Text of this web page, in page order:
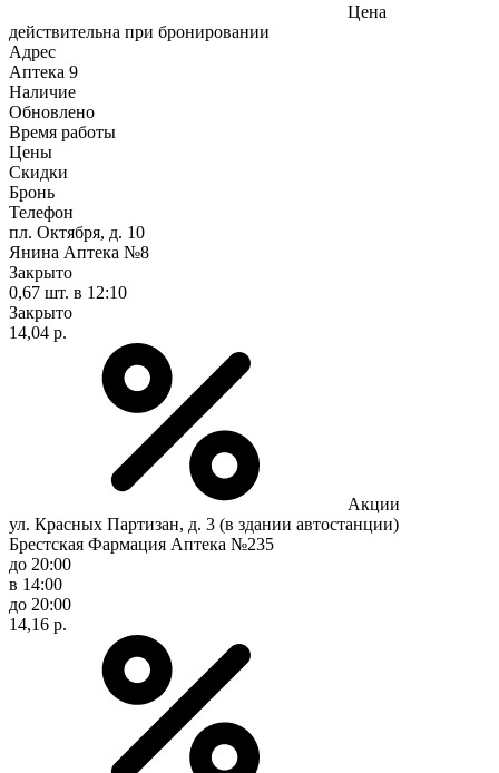
Цена
действительна при бронировании
Адрес
Аптека 9
Наличие
Обновлено
Время работы
Цены
Скидки
Бронь
Телефон
пл. Октября, д. 10
Янина Аптека №8
Закрыто
0,67 шт. в 12:10
Закрыто
14,04 р.
Акции
ул. Красных Партизан, д. 3 (в здании автостанции)
Брестская Фармация Аптека №235
до 20:00
в 14:00
до 20:00
14,16 р.